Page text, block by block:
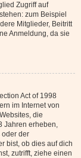
Zugriff auf
zum Beispiel
Mitglieder, Beitritt
Anmeldung, da sie
Act of 1998
im Internet von
die
Jahren erheben,
oder der
bist, ob dies auf dich
zutrifft, ziehe einen